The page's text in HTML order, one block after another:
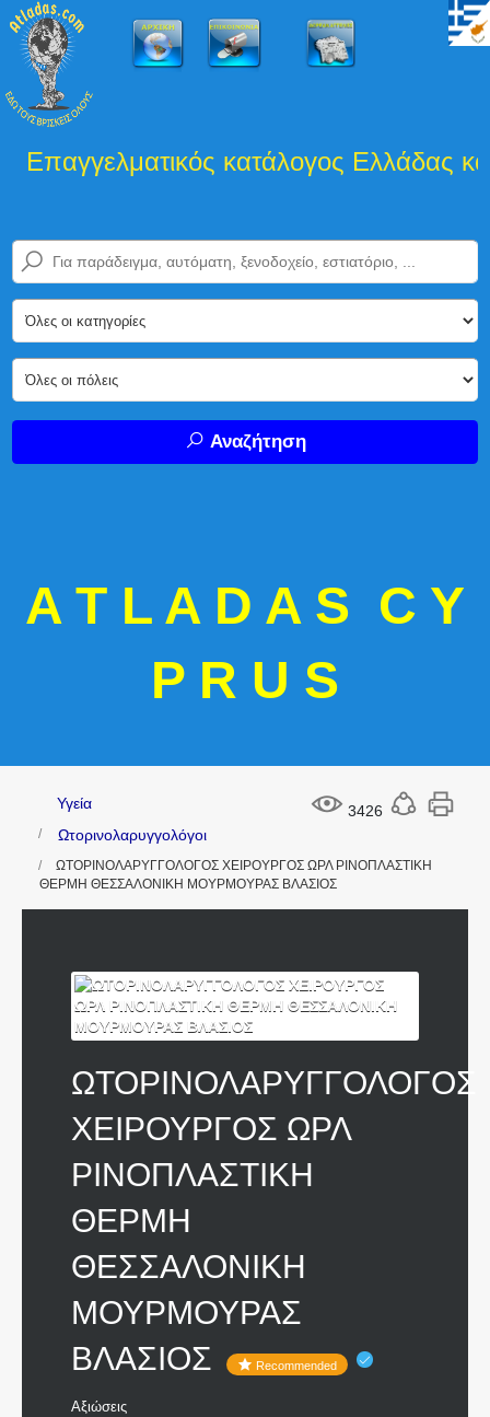
κατάλογος Ελλάδας και
Αναζήτηση
A T L A D A S C Y
P R U S
3426
Υγεία
Ωτορινολαρυγγολόγοι
ΩΤΟΡΙΝΟΛΑΡΥΓΓΟΛΟΓΟΣ ΧΕΙΡΟΥΡΓΟΣ ΩΡΛ ΡΙΝΟΠΛΑΣΤΙΚΗ
ΘΕΡΜΗ ΘΕΣΣΑΛΟΝΙΚΗ ΜΟΥΡΜΟΥΡΑΣ ΒΛΑΣΙΟΣ
ΩΤΟΡΙΝΟΛΑΡΥΓΓΟΛΟΓΟΣ
ΧΕΙΡΟΥΡΓΟΣ ΩΡΛ
ΡΙΝΟΠΛΑΣΤΙΚΗ
ΘΕΡΜΗ
ΘΕΣΣΑΛΟΝΙΚΗ
ΜΟΥΡΜΟΥΡΑΣ
ΒΛΑΣΙΟΣ
Recommended
Αξιώσεις